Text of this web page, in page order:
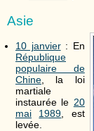
Asie
10 janvier: En
République
populaire de
Chine , la loi
martiale
instaurée le 20
mai
1989 , est
levée.